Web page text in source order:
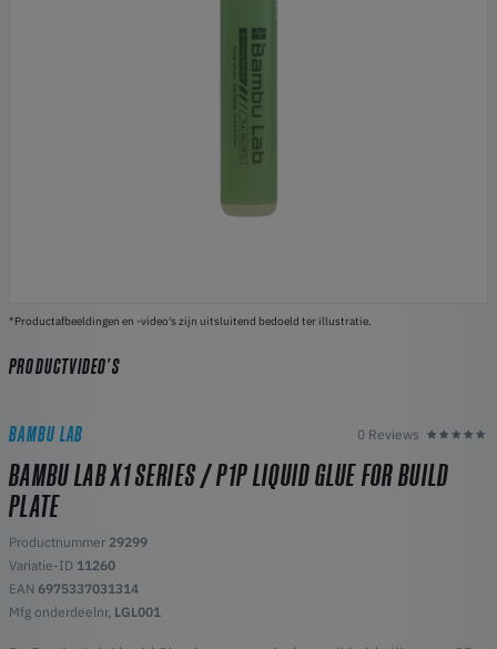
*Productafbeeldingen en -video's zijn uitsluitend bedoeld ter illustratie.
PRODUCTVIDEO'S
BAMBU LAB 0 Reviews
BAMBU LAB X1 SERIES / P1P LIQUID GLUE FOR BUILD
PLATE
Productnummer 29299
Variatie-ID 11260
EAN 6975337031314
Mfg onderdeelnr, LGL001